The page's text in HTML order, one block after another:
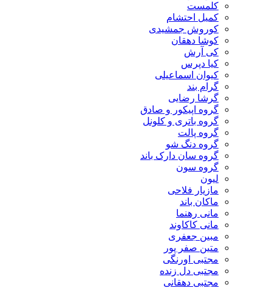
کلمست
کمیل احتشام
کوروش جمشیدی
کوشا دهقان
کی آرش
کیا دپرس
کیوان اسماعیلی
گرام بند
گرشا رضایی
گروه اپیکور و صادق
گروه باتری و کلونل
گروه پالت
گروه دنگ شو
گروه سان دارک باند
گروه سون
لیون
مازیار فلاحی
ماکان باند
مانی رهنما
مانی کاکاوند
مبین جعفری
متین صفر پور
مجتبی اورنگی
مجتبی دل زنده
مجتبی دهقانی